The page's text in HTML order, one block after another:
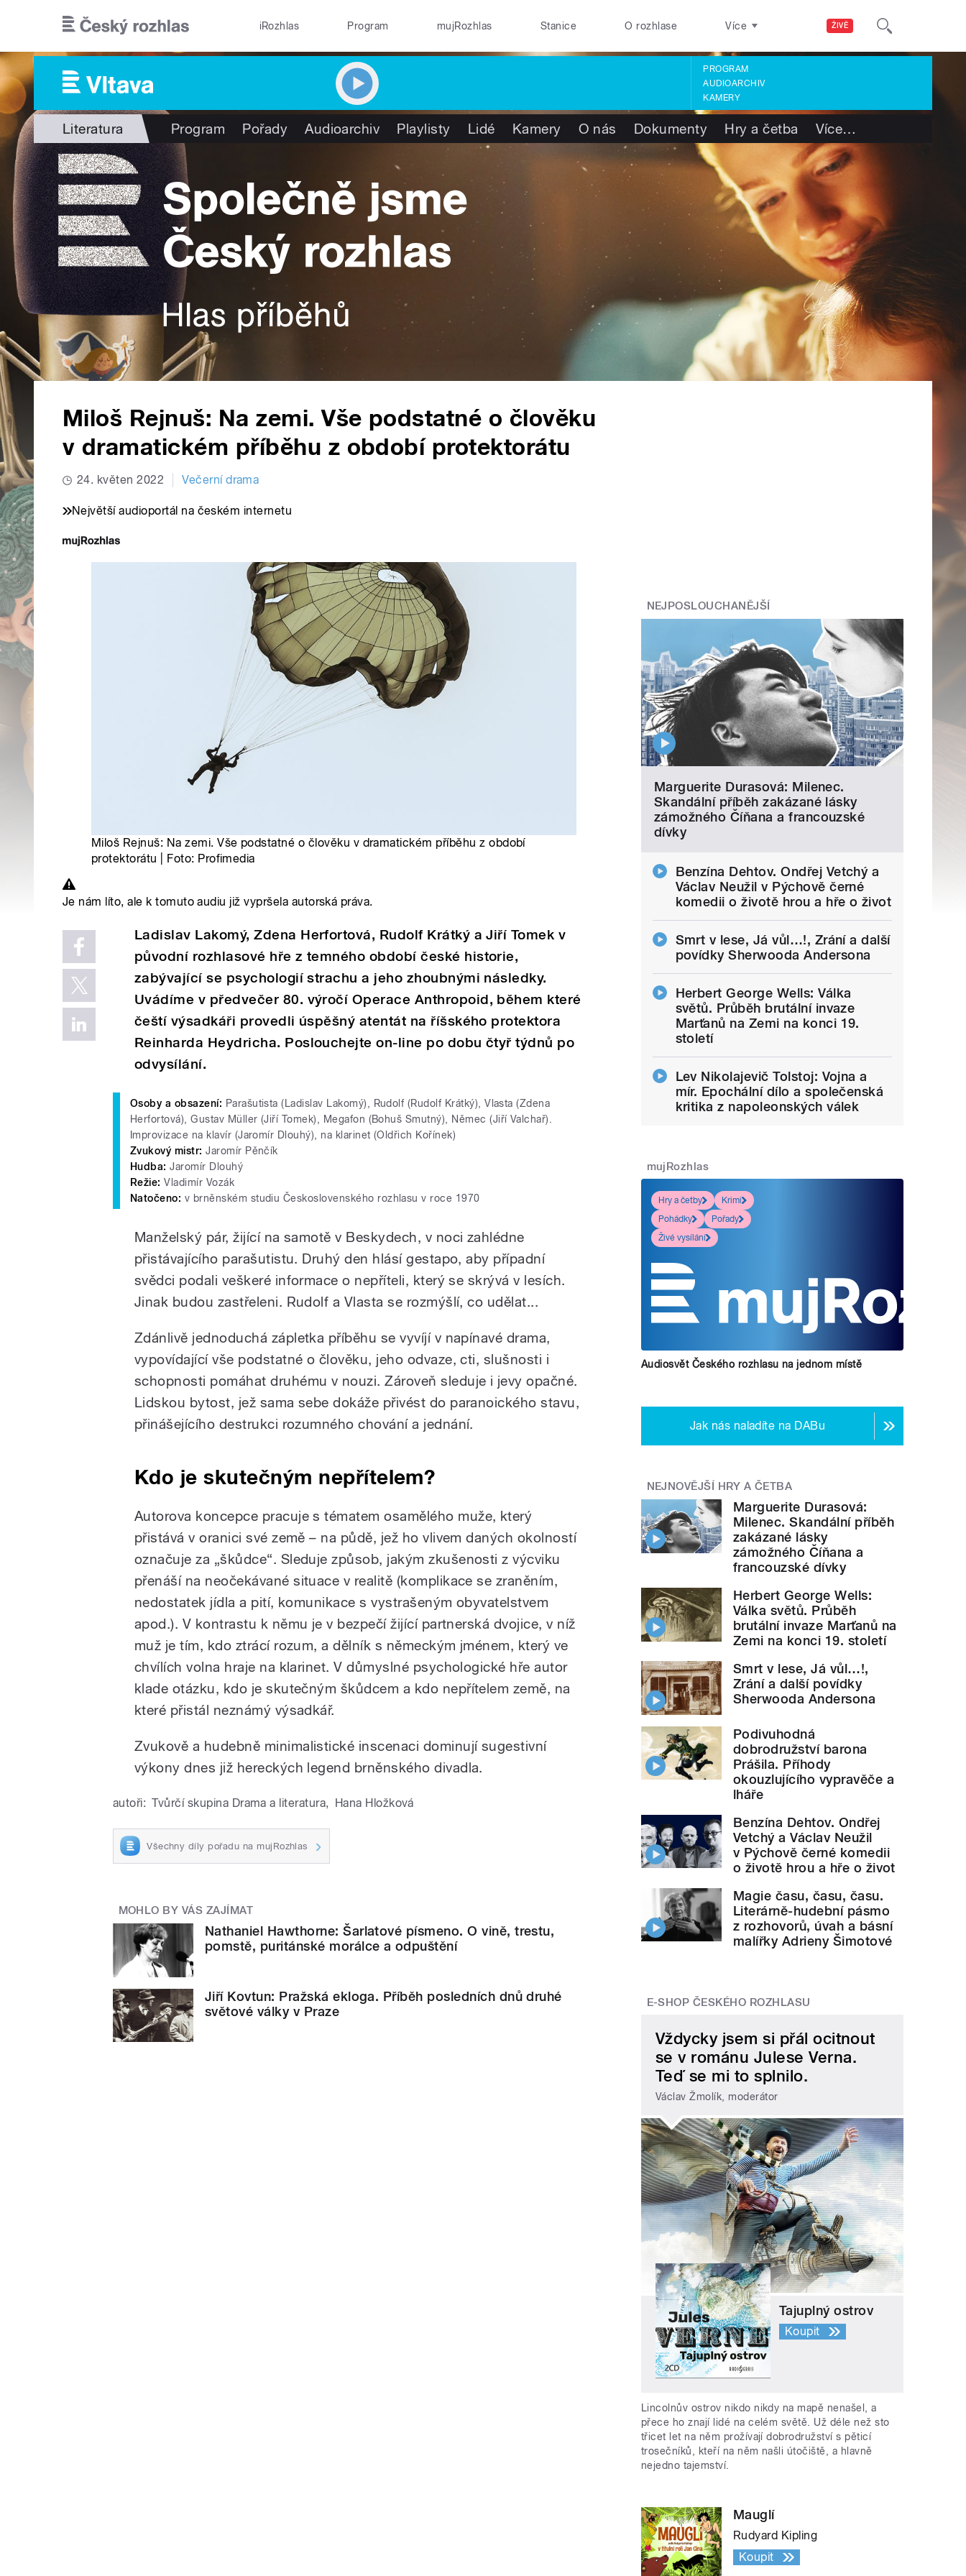
ŽIVĚ
iRozhlas Program mujRozhlas Stanice O rozhlase Více
PROGRAM
AUDIOARCHIV
KAMERY
Literatura Program Pořady Audioarchiv Playlisty Lidé Kamery O nás Dokumenty Hry a četba Více…
Miloš Rejnuš: Na zemi. Vše podstatné o člověku
v dramatickém příběhu z období protektorátu
24. květen 2022 Večerní drama
Největší audioportál na českém internetu
Miloš Rejnuš: Na zemi. Vše podstatné o člověku v dramatickém příběhu z období
protektorátu | Foto: Profimedia
Je nám líto, ale k tomuto audiu již vypršela autorská práva.
Ladislav Lakomý, Zdena Herfortová, Rudolf Krátký a Jiří Tomek v
původní rozhlasové hře z temného období české historie,
zabývající se psychologií strachu a jeho zhoubnými následky.
Uvádíme v předvečer 80. výročí Operace Anthropoid, během které
čeští výsadkáři provedli úspěšný atentát na říšského protektora
Reinharda Heydricha. Poslouchejte on-line po dobu čtyř týdnů po
odvysílání.
Osoby a obsazení: Parašutista (Ladislav Lakomý), Rudolf (Rudolf Krátký), Vlasta (Zdena
Herfortová), Gustav Müller (Jiří Tomek), Megafon (Bohuš Smutný), Němec (Jiří Valchař).
Improvizace na klavír (Jaromír Dlouhý), na klarinet (Oldřich Kořínek)
Zvukový mistr: Jaromír Pěnčík
Hudba: Jaromír Dlouhý
Režie: Vladimír Vozák
Natočeno: v brněnském studiu Československého rozhlasu v roce 1970
Manželský pár, žijící na samotě v Beskydech, v noci zahlédne
přistávajícího parašutistu. Druhý den hlásí gestapo, aby případní
svědci podali veškeré informace o nepříteli, který se skrývá v lesích.
Jinak budou zastřeleni. Rudolf a Vlasta se rozmýšlí, co udělat...
Zdánlivě jednoduchá zápletka příběhu se vyvíjí v napínavé drama,
vypovídající vše podstatné o člověku, jeho odvaze, cti, slušnosti i
schopnosti pomáhat druhému v nouzi. Zároveň sleduje i jevy opačné.
Lidskou bytost, jež sama sebe dokáže přivést do paranoického stavu,
přinášejícího destrukci rozumného chování a jednání.
Kdo je skutečným nepřítelem?
Autorova koncepce pracuje s tématem osamělého muže, který
přistává v oranici své země – na půdě, jež ho vlivem daných okolností
označuje za „škůdce“. Sleduje způsob, jakým zkušenosti z výcviku
přenáší na neočekávané situace v realitě (komplikace se zraněním,
nedostatek jídla a pití, komunikace s vystrašeným obyvatelstvem
apod.). V kontrastu k němu je v bezpečí žijící partnerská dvojice, v níž
muž je tím, kdo ztrácí rozum, a dělník s německým jménem, který ve
chvílích volna hraje na klarinet. V důmyslné psychologické hře autor
klade otázku, kdo je skutečným škůdcem a kdo nepřítelem země, na
které přistál neznámý výsadkář.
Zvukově a hudebně minimalistické inscenaci dominují sugestivní
výkony dnes již hereckých legend brněnského divadla.
autoři: Tvůrčí skupina Drama a literatura, Hana Hložková
Všechny díly pořadu na mujRozhlas
MOHLO BY VÁS ZAJÍMAT
Nathaniel Hawthorne: Šarlatové písmeno. O vině, trestu,
pomstě, puritánské morálce a odpuštění
Jiří Kovtun: Pražská ekloga. Příběh posledních dnů druhé
světové války v Praze
NEJPOSLOUCHANĚJŠÍ
Marguerite Durasová: Milenec.
Skandální příběh zakázané lásky
zámožného Číňana a francouzské
dívky
Benzína Dehtov. Ondřej Vetchý a
Václav Neužil v Pýchově černé
komedii o životě hrou a hře o život
Smrt v lese, Já vůl…!, Zrání a další
povídky Sherwooda Andersona
Herbert George Wells: Válka
světů. Průběh brutální invaze
Marťanů na Zemi na konci 19.
století
Lev Nikolajevič Tolstoj: Vojna a
mír. Epochální dílo a společenská
kritika z napoleonských válek
mujRozhlas
Hry a četby
Krimi
Pohádky
Pořady
Živé vysílání
Audiosvět Českého rozhlasu na jednom místě
Jak nás naladíte na DABu
NEJNOVĚJŠÍ HRY A ČETBA
Marguerite Durasová:
Milenec. Skandální příběh
zakázané lásky
zámožného Číňana a
francouzské dívky
Herbert George Wells:
Válka světů. Průběh
brutální invaze Marťanů na
Zemi na konci 19. století
Smrt v lese, Já vůl…!,
Zrání a další povídky
Sherwooda Andersona
Podivuhodná
dobrodružství barona
Prášila. Příhody
okouzlujícího vypravěče a
lháře
Benzína Dehtov. Ondřej
Vetchý a Václav Neužil
v Pýchově černé komedii
o životě hrou a hře o život
Magie času, času, času.
Literárně-hudební pásmo
z rozhovorů, úvah a básní
malířky Adrieny Šimotové
E-SHOP ČESKÉHO ROZHLASU
Vždycky jsem si přál ocitnout
se v románu Julese Verna.
Teď se mi to splnilo.
Václav Žmolík, moderátor
Tajuplný ostrov
Koupit
Lincolnův ostrov nikdo nikdy na mapě nenašel, a
přece ho znají lidé na celém světě. Už déle než sto
třicet let na něm prožívají dobrodružství s pěticí
trosečníků, kteří na něm našli útočiště, a hlavně
nejedno tajemství.
Mauglí
Rudyard Kipling
Koupit